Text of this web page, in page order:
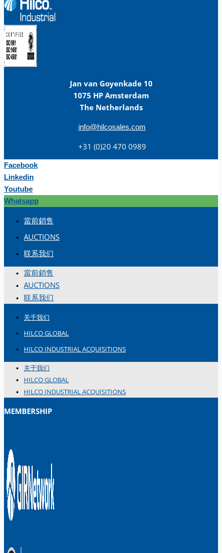
Jan van Goyenkade 10
1075 HP Amsterdam
The Netherlands
info@hilcosales.com
+31 (0)20 470 0989
Facebook
Linkedin
Youtube
Whatsapp
當前銷售
AUCTIONS
联系我们
當前銷售
AUCTIONS
联系我们
关于我们
HILCO GLOBAL
HILCO INDUSTRIAL ACQUISITIONS
关于我们
HILCO GLOBAL
HILCO INDUSTRIAL ACQUISITIONS
MEMBERSHIP